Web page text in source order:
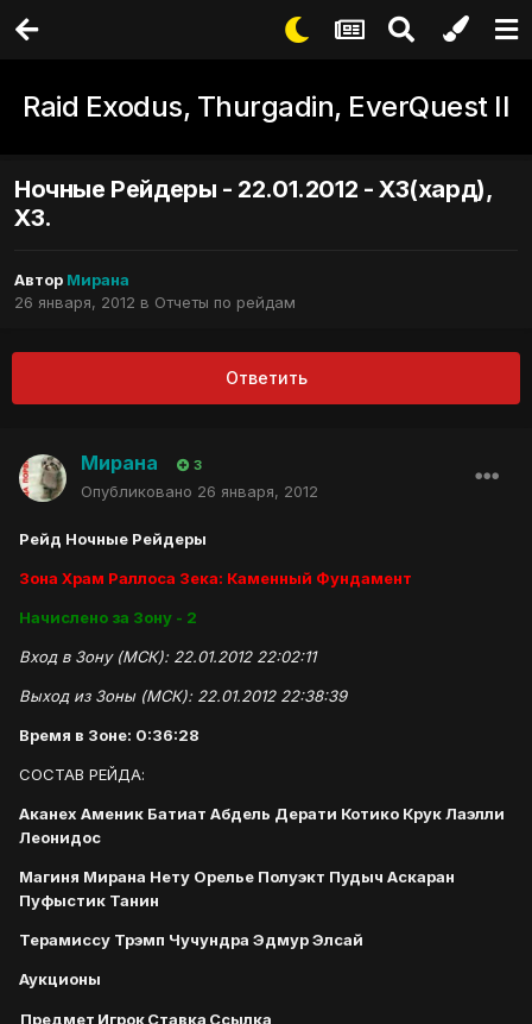
Raid Exodus, Thurgadin, EverQuest II
Ночные Рейдеры - 22.01.2012 - ХЗ(хард),
ХЗ.
Автор Мирана
26 января, 2012 в Отчеты по рейдам
Ответить
Мирана 3
Опубликовано 26 января, 2012
Рейд Ночные Рейдеры
Зона Храм Раллоса Зека: Каменный Фундамент
Начислено за Зону - 2
Вход в Зону (МСК): 22.01.2012 22:02:11
Выход из Зоны (МСК): 22.01.2012 22:38:39
Время в Зоне: 0:36:28
СОСТАВ РЕЙДА:
Аканех Аменик Батиат Абдель Дерати Котико Крук Лаэлли
Леонидос
Магиня Мирана Нету Орелье Полуэкт Пудыч Аскаран
Пуфыстик Танин
Терамиссу Трэмп Чучундра Эдмур Элсай
Аукционы
Предмет ИгрокСтавка Ссылка